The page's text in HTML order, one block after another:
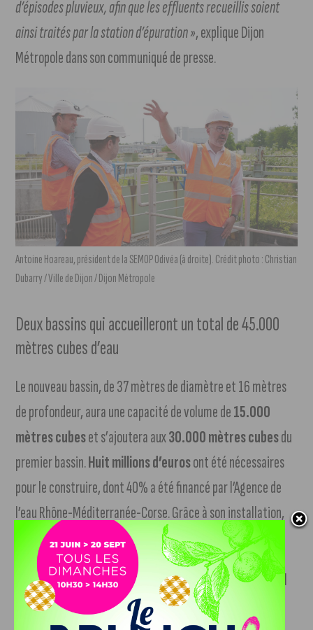
d’épisodes pluvieux, afin que les effluents recueillis soient
ainsi traités par la station d’épuration », explique Dijon
Métropole dans son communiqué de presse.
Antoine Hoareau, président de la SEMOP Odivéa (à droite). Crédit photo : Christian
Dubarry / Ville de Dijon / Dijon Métropole
Deux bassins qui accueilleront un total de 45.000
mètres cubes d’eau
Le nouveau bassin, de 37 mètres de diamètre et 16 mètres
de profondeur, aura une capacité de volume de15.000
mètres cubeset s’ajoutera aux30.000 mètres cubesdu
premier bassin.Huit millions d’eurosont été nécessaires
pour le construire, dont 40% a été financé par l’Agence de
l’eau Rhône-Méditerranée-Corse. Grâce à son installation,
Dijon Métropole remplira trois objectifs :
Réduire les déversements dans le milieu naturel
par la construction de plusieurs bassins d’orage